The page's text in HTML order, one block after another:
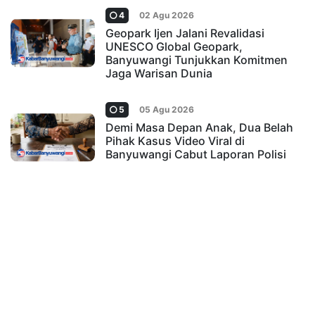
4 02 Agu 2026
Geopark Ijen Jalani Revalidasi
UNESCO Global Geopark,
Banyuwangi Tunjukkan Komitmen
Jaga Warisan Dunia
5 05 Agu 2026
Demi Masa Depan Anak, Dua Belah
Pihak Kasus Video Viral di
Banyuwangi Cabut Laporan Polisi